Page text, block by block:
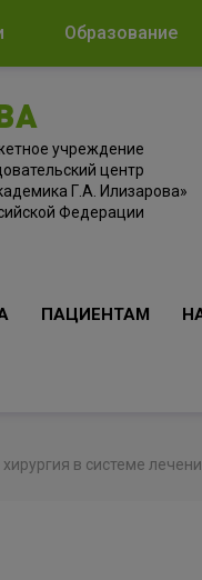
Образование
учреждение
центр
Г.А. Илизарова»
Федерации
ПАЦИЕНТАМ
в системе